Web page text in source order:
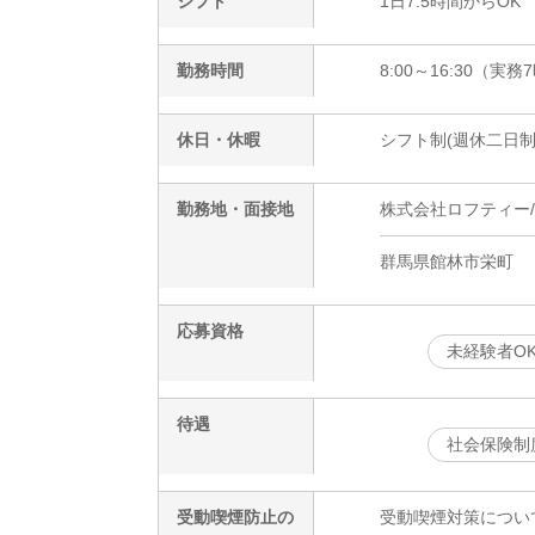
勤務時間 8:00～16:30（実務
休日・休暇 シフト制(週休二日
勤務地・面接地 株式会社ロフティ
群馬県館林市栄町
応募資格
未経験者
待遇
社会保険制
受動喫煙防止の
受動喫煙対策につ